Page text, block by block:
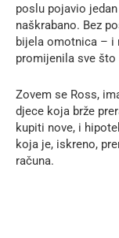
poslu pojavio
naškrabano. Bez
bijela omotnica – i
promijenila sve
Zovem se Ross,
djece koja brže
kupiti nove, i
koja je, iskreno,
računa.